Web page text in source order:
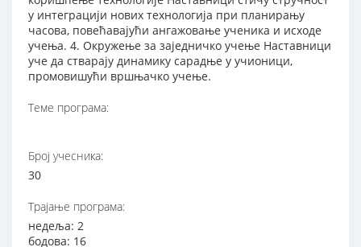
у интеграцији нових технологија при планирању
часова, повећавајући ангажовање ученика и исходе
учења. 4. Окружење за заједничко учење Наставници
уче да стварају динамику сарадње у учионици,
промовишући вршњачко учење.
Теме програма:
Број учесника:
30
Трајање програма:
недеља: 2
бодова: 16